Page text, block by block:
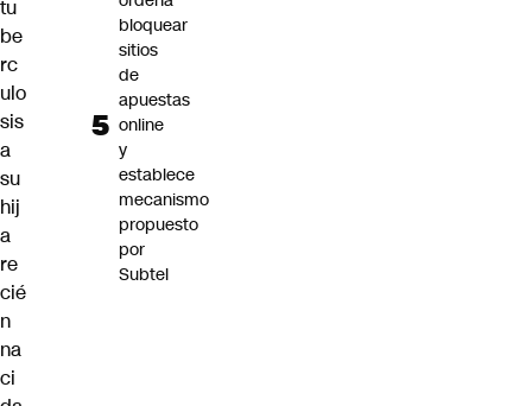
tu
be
rc
ulo
sis
a
su
hij
a
re
cié
n
na
ci
bloquear
sitios
de
apuestas
online
y
establece
mecanismo
propuesto
por
Subtel